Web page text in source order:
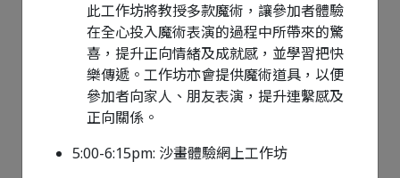
所有 (37) 最新 (0)
此工作坊將教授多款魔術，讓參加者體驗
在全心投入魔術表演的過程中所帶來的驚
喜，提升正向情緒及成就感，並學習把快
樂傳遞。工作坊亦會提供魔術道具，以便
參加者向家人、朋友表演，提升連繫感及
正向關係。
5:00-6:15pm: 沙畫體驗網上工作坊